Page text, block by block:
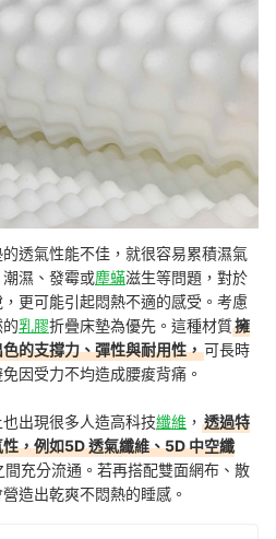
透氣性能不佳，就很容易累積濕氣
濕、發霉或塵蟎滋生等問題，對於
更可能引起悶熱不適的感受。考慮
乳膠折疊床墊為優先。這種材質擁
的支撐力、彈性與耐用性，可長時
因受力不均造成腰痠背痛。
出現很多人造高科技纖維 ， 透過特
，例如5D 透氣纖維、5D 中空纖
間充分流通。若再搭配雙面網布、散
造出乾爽不悶熱的睡感。